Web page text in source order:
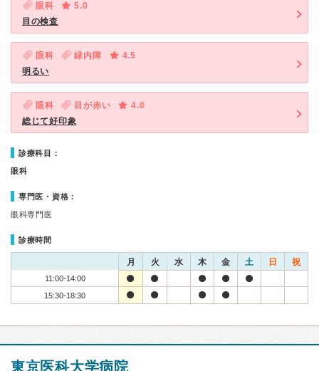
眼科
5.0
目の検査
眼科 緑内障
4.5
明るい
眼科 目が赤い
4.0
総じて好印象
診療科目：
眼科
専門医・資格：
眼科専門医
診療時間
月 火 水 木 金 土 日 祝
11:00-14:00
15:30-18:30
東京医科大学病院